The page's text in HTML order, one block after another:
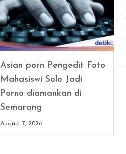
Asian porn Pengedit Foto
Mahasiswi Solo Jadi
Porno diamankan di
Semarang
August 7, 2026